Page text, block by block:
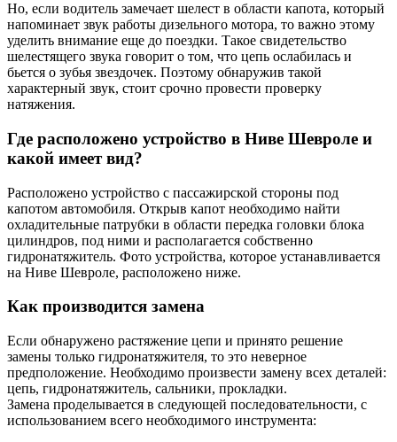
Но, если водитель замечает шелест в области капота, который
напоминает звук работы дизельного мотора, то важно этому
уделить внимание еще до поездки. Такое свидетельство
шелестящего звука говорит о том, что цепь ослабилась и
бьется о зубья звездочек. Поэтому обнаружив такой
характерный звук, стоит срочно провести проверку
натяжения.
Где расположено устройство в Ниве Шевроле и
какой имеет вид?
Расположено устройство с пассажирской стороны под
капотом автомобиля. Открыв капот необходимо найти
охладительные патрубки в области передка головки блока
цилиндров, под ними и располагается собственно
гидронатяжитель. Фото устройства, которое устанавливается
на Ниве Шевроле, расположено ниже.
Как производится замена
Если обнаружено растяжение цепи и принято решение
замены только гидронатяжителя, то это неверное
предположение. Необходимо произвести замену всех деталей:
цепь, гидронатяжитель, сальники, прокладки.
Замена проделывается в следующей последовательности, с
использованием всего необходимого инструмента: